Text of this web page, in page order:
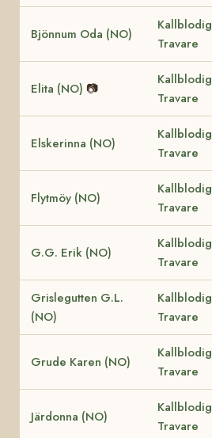
Bjönnum Oda (NO)
Kallblodig
Travare
Elita (NO) 📷
Kallblodig
Travare
Elskerinna (NO)
Kallblodig
Travare
Flytmöy (NO)
Kallblodig
Travare
G.G. Erik (NO)
Kallblodig
Travare
Grislegutten G.L.
(NO)
Kallblodig
Travare
Grude Karen (NO)
Kallblodig
Travare
Järdonna (NO)
Kallblodig
Travare